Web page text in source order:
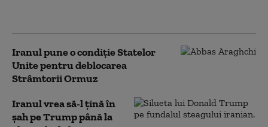
Iranul pune o condiție Statelor
Unite pentru deblocarea
Strâmtorii Ormuz
Iranul vrea să-l țină în
șah pe Trump până la